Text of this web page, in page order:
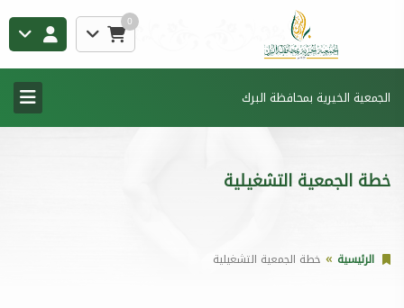
0
الجمعية الخيرية بمحافظة البرك
خطة الجمعية التشغيلية
الرئيسية خطة الجمعية التشغيلية